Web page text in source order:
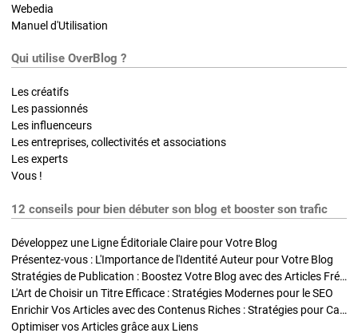
Webedia
Manuel d'Utilisation
Qui utilise OverBlog ?
Les créatifs
Les passionnés
Les influenceurs
Les entreprises, collectivités et associations
Les experts
Vous !
12 conseils pour bien débuter son blog et booster son trafic
Développez une Ligne Éditoriale Claire pour Votre Blog
Présentez-vous : L'Importance de l'Identité Auteur pour Votre Blog
Stratégies de Publication : Boostez Votre Blog avec des Articles Fréquents et Exclusifs
L'Art de Choisir un Titre Efficace : Stratégies Modernes pour le SEO
Enrichir Vos Articles avec des Contenus Riches : Stratégies pour Captiver et Optimiser
Optimiser vos Articles grâce aux Liens